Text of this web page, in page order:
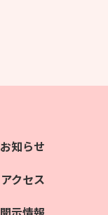
お知らせ
アクセス